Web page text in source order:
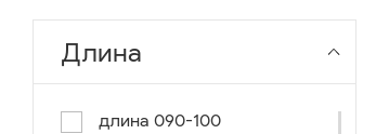
Длина
длина 090-100